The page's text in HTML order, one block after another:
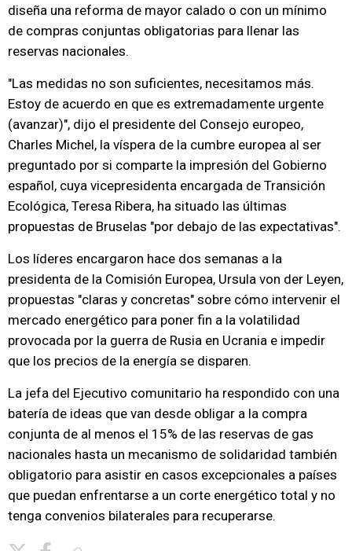
diseña una reforma de mayor calado o con un mínimo
de compras conjuntas obligatorias para llenar las
reservas nacionales.
"Las medidas no son suficientes, necesitamos más.
Estoy de acuerdo en que es extremadamente urgente
(avanzar)", dijo el presidente del Consejo europeo,
Charles Michel, la víspera de la cumbre europea al ser
preguntado por si comparte la impresión del Gobierno
español, cuya vicepresidenta encargada de Transición
Ecológica, Teresa Ribera, ha situado las últimas
propuestas de Bruselas "por debajo de las expectativas".
Los líderes encargaron hace dos semanas a la
presidenta de la Comisión Europea, Ursula von der Leyen,
propuestas "claras y concretas" sobre cómo intervenir el
mercado energético para poner fin a la volatilidad
provocada por la guerra de Rusia en Ucrania e impedir
que los precios de la energía se disparen.
La jefa del Ejecutivo comunitario ha respondido con una
batería de ideas que van desde obligar a la compra
conjunta de al menos el 15% de las reservas de gas
nacionales hasta un mecanismo de solidaridad también
obligatorio para asistir en casos excepcionales a países
que puedan enfrentarse a un corte energético total y no
tenga convenios bilaterales para recuperarse.